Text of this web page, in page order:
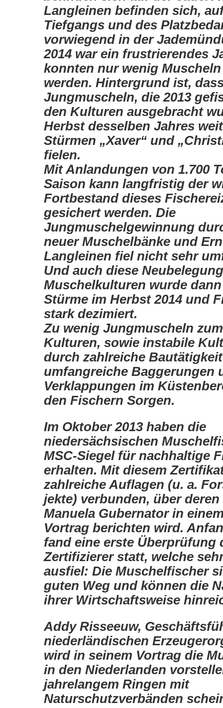
Langlei­nen befinden sich,
Tiefgangs und des
vorwiegend in der
2014 war ein frustrierendes
konnten nur wenig
werden. Hinter­grund ist,
Jungmuscheln, die 2013
den Kulturen ausgebracht
Herbst desselben Jahres
Stürmen „Xaver“ und
fielen.
Mit Anlandungen von 1.700
Saison kann langfristig der
Fortbe­stand dieses
gesichert werden. Die
Jungmuschelgewinnung
neuer Muschelbänke und
Langleinen fiel nicht sehr
Und auch diese
Muschelkulturen wurde
Stürme im Herbst 2014 und
stark dezimiert.
Zu wenig Jungmuscheln
Kulturen, sowie instabile
durch zahl­reiche
umfangreiche Baggerungen
Verklappungen im
den Fischern Sorgen.
Im Oktober 2013 haben die
niedersächsischen
MSC-Siegel für nachhal­tige
erhalten. Mit diesem
zahlreiche Auflagen (u. a.
jekte) verbunden, über
Manuela Gubernator in
Vortrag berichten wird.
fand eine erste Überprüfung
Zertifizierer statt, welche
ausfiel: Die Muschelfischer
guten Weg und können die
ihrer Wirtschaftsweise
Addy Risseeuw,
niederländischen
wird in seinem Vortrag die
in den Niederlanden
jahrelangem Ringen mit
Naturschutzverbänden